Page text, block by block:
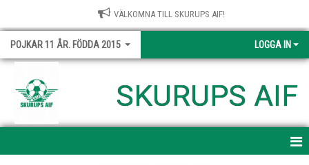
VÄLKOMNA TILL SKURUPS AIF!
POJKAR 11 ÅR. FÖDDA 2015 LOGGA IN
SKURUPS AIF